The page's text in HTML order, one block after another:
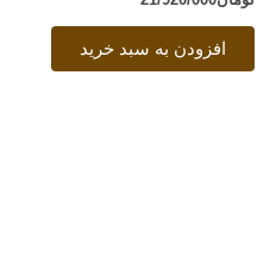
افزودن به سبد خرید